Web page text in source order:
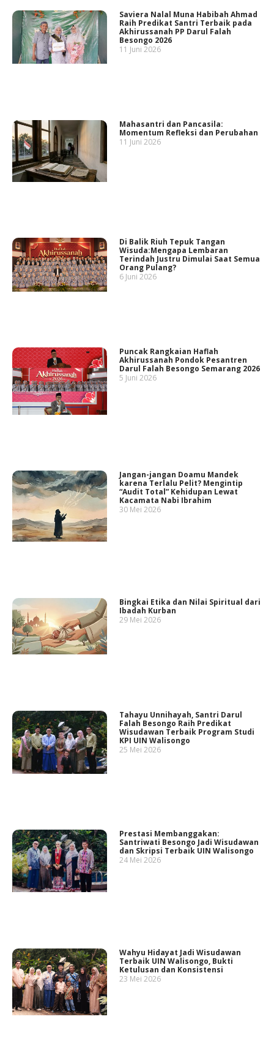
Saviera Nalal Muna Habibah Ahmad
Raih Predikat Santri Terbaik pada
Akhirussanah PP Darul Falah
Besongo 2026
11 Juni 2026
Mahasantri dan Pancasila:
Momentum Refleksi dan Perubahan
11 Juni 2026
Di Balik Riuh Tepuk Tangan
Wisuda:Mengapa Lembaran
Terindah Justru Dimulai Saat Semua
Orang Pulang?
6 Juni 2026
Puncak Rangkaian Haflah
Akhirussanah Pondok Pesantren
Darul Falah Besongo Semarang 2026
5 Juni 2026
Jangan-jangan Doamu Mandek
karena Terlalu Pelit? Mengintip
“Audit Total” Kehidupan Lewat
Kacamata Nabi Ibrahim
30 Mei 2026
Bingkai Etika dan Nilai Spiritual dari
Ibadah Kurban
29 Mei 2026
Tahayu Unnihayah, Santri Darul
Falah Besongo Raih Predikat
Wisudawan Terbaik Program Studi
KPI UIN Walisongo
25 Mei 2026
Prestasi Membanggakan:
Santriwati Besongo Jadi Wisudawan
dan Skripsi Terbaik UIN Walisongo
24 Mei 2026
Wahyu Hidayat Jadi Wisudawan
Terbaik UIN Walisongo, Bukti
Ketulusan dan Konsistensi
23 Mei 2026